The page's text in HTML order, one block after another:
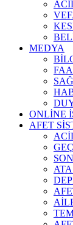
MEDYA
ONLİNE
AFET